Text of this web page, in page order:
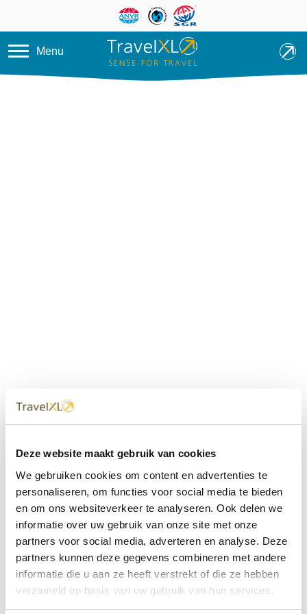
Deze website maakt gebruik van cookies
We gebruiken cookies om content en advertenties te
personaliseren, om functies voor social media te bieden
en om ons websiteverkeer te analyseren. Ook delen we
informatie over uw gebruik van onze site met onze
partners voor social media, adverteren en analyse. Deze
partners kunnen deze gegevens combineren met andere
informatie die u aan ze heeft verstrekt of die ze hebben
verzameld op basis van uw gebruik van hun services.
Overslaan en naar de inhoud
Menu
dichtbij
Met 60+ verkooppunten in Nederland en België staan wij
met onze XL Travelcenters, mobiele reisadviseurs van
TravelXL@Home en deze website altijd voor uw vakantie
klaar.
• Ontzorgen van A-Z • Onafhankelijk advies • Maatwerk •
Bespaar tijd en stress
TravelXLreisbureau's